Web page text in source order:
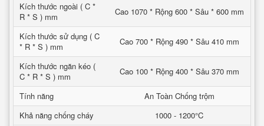
Kích thước ngoài ( C *
R * S ) mm
Cao 1070 * Rộng 600 * Sâu * 600 mm
Kích thước sử dụng ( C
* R * S ) mm
Cao 700 * Rộng 490 * Sâu 410 mm
Kích thước ngăn kéo (
C * R * S ) mm
Cao 100 * Rộng 400 * Sâu 370 mm
Tính năng
An Toàn Chống trộm
Khả năng chống cháy
1000 - 1200°C